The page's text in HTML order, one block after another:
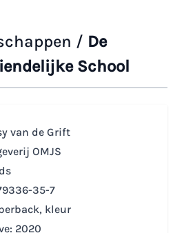
/ De
School
van de Grift
OMJS
35-7
kleur
2020